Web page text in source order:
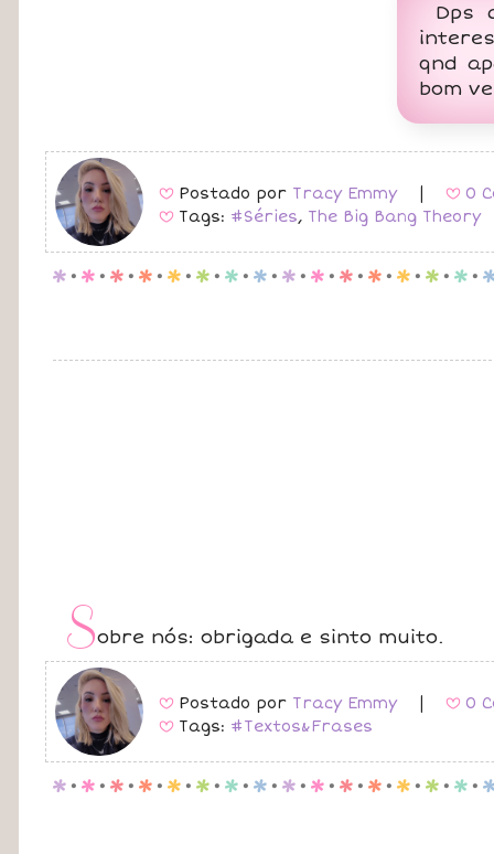
Dps
qnd
bom
B Postado por Tracy Emmy B 0
B Tags: #Séries, The Big Bang Theory
p . p . p . p . p . p . p . p . p . p . p . p . p . p . p .
Sobre nós: obrigada e sinto muito.
B Postado por Tracy Emmy B 0
B Tags: #Textos&Frases
p . p . p . p . p . p . p . p . p . p . p . p . p . p . p .